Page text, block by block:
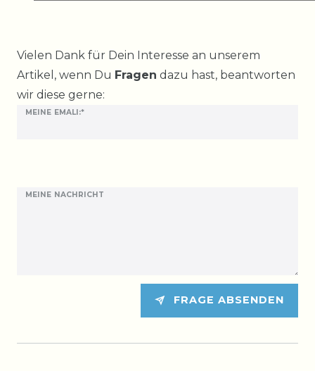
Vielen Dank für Dein Interesse an unserem
Artikel, wenn Du Fragen dazu hast, beantworten
wir diese gerne:
MEINE EMALI:*
MEINE NACHRICHT
Ceres::Template.mailFormHoneypotLabel
FRAGE ABSENDEN